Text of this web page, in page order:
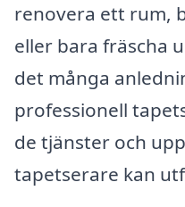
renovera ett rum,
eller bara fräscha
det många
professionell
de tjänster och
tapetserare kan